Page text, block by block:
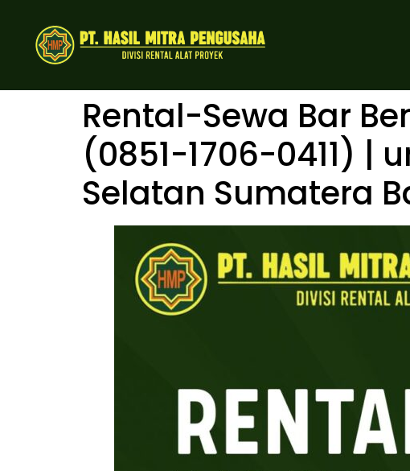
Rental-Sewa Bar
(0851-1706-0411) |
Selatan Sumatera